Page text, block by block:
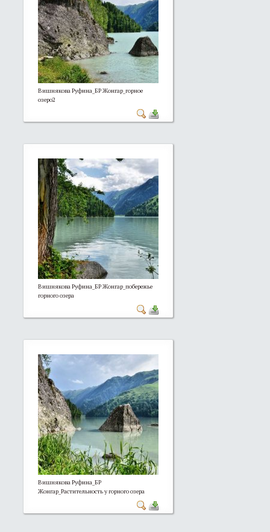
Вишнякова Руфина_БР Жонгар_горное
озеро2
Вишнякова Руфина_БР Жонгар_побережье
горного озера
Вишнякова Руфина_БР
Жонгар_Растительность у горного озера